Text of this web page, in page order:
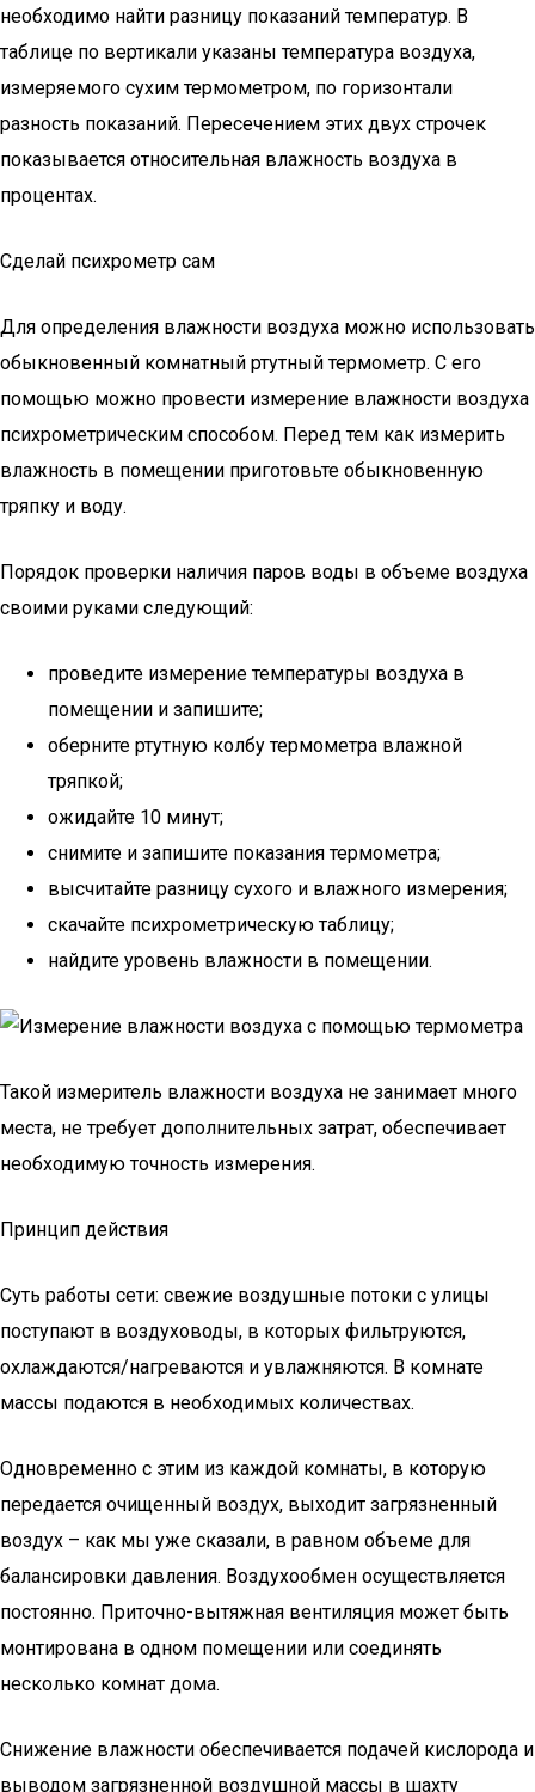
необходимо найти разницу показаний температур. В
таблице по вертикали указаны температура воздуха,
измеряемого сухим термометром, по горизонтали
разность показаний. Пересечением этих двух строчек
показывается относительная влажность воздуха в
процентах.
Сделай психрометр сам
Для определения влажности воздуха можно использовать
обыкновенный комнатный ртутный термометр. С его
помощью можно провести измерение влажности воздуха
психрометрическим способом. Перед тем как измерить
влажность в помещении приготовьте обыкновенную
тряпку и воду.
Порядок проверки наличия паров воды в объеме воздуха
своими руками следующий:
проведите измерение температуры воздуха в
помещении и запишите;
оберните ртутную колбу термометра влажной
тряпкой;
ожидайте 10 минут;
снимите и запишите показания термометра;
высчитайте разницу сухого и влажного измерения;
скачайте психрометрическую таблицу;
найдите уровень влажности в помещении.
Такой измеритель влажности воздуха не занимает много
места, не требует дополнительных затрат, обеспечивает
необходимую точность измерения.
Принцип действия
Суть работы сети: свежие воздушные потоки с улицы
поступают в воздуховоды, в которых фильтруются,
охлаждаются/нагреваются и увлажняются. В комнате
массы подаются в необходимых количествах.
Одновременно с этим из каждой комнаты, в которую
передается очищенный воздух, выходит загрязненный
воздух – как мы уже сказали, в равном объеме для
балансировки давления. Воздухообмен осуществляется
постоянно. Приточно-вытяжная вентиляция может быть
монтирована в одном помещении или соединять
несколько комнат дома.
Снижение влажности обеспечивается подачей кислорода и
выводом загрязненной воздушной массы в шахту